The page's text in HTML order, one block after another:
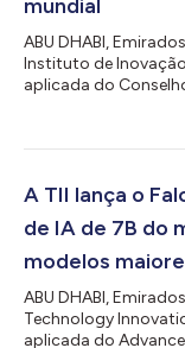
mundial
ABU DHABI,
Instituto de
aplicada do
em uma arquitetura
anteriores
estabelece como o
Ope...
A TII lança o
de IA de 7B do
modelos
ABU DHABI,
Technology
aplicada do